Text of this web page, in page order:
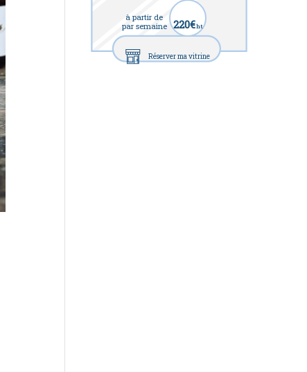
à partir de
par semaine 220€ht
Réserver ma vitrine